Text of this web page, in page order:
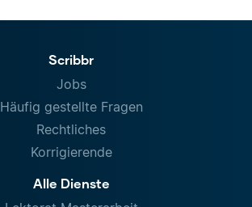
Scribbr
Jobs
Häufig gestellte Fragen
Rechtliches
Korrigierende
Alle Dienste